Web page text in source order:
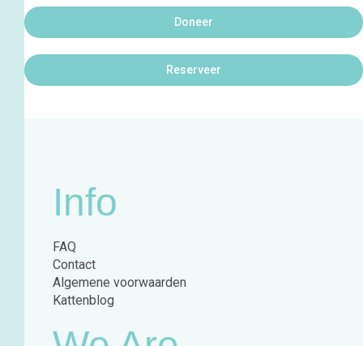
Doneer
Reserveer
Info
FAQ
Contact
Algemene voorwaarden
Kattenblog